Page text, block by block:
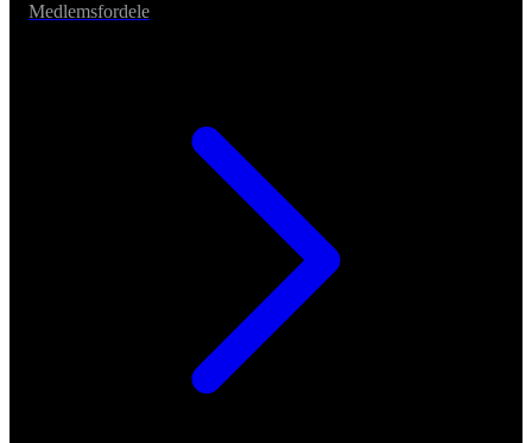
Medlemsfordele